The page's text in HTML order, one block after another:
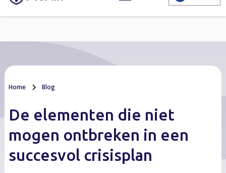
Home Blog
De elementen die niet
mogen ontbreken in een
succesvol crisisplan